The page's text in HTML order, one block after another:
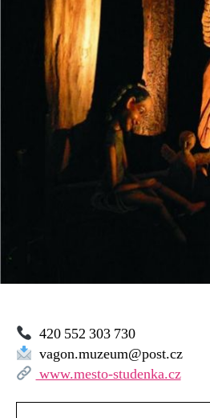
420 552 303 730
vagon.muzeum@post.cz
www.mesto-studenka.cz